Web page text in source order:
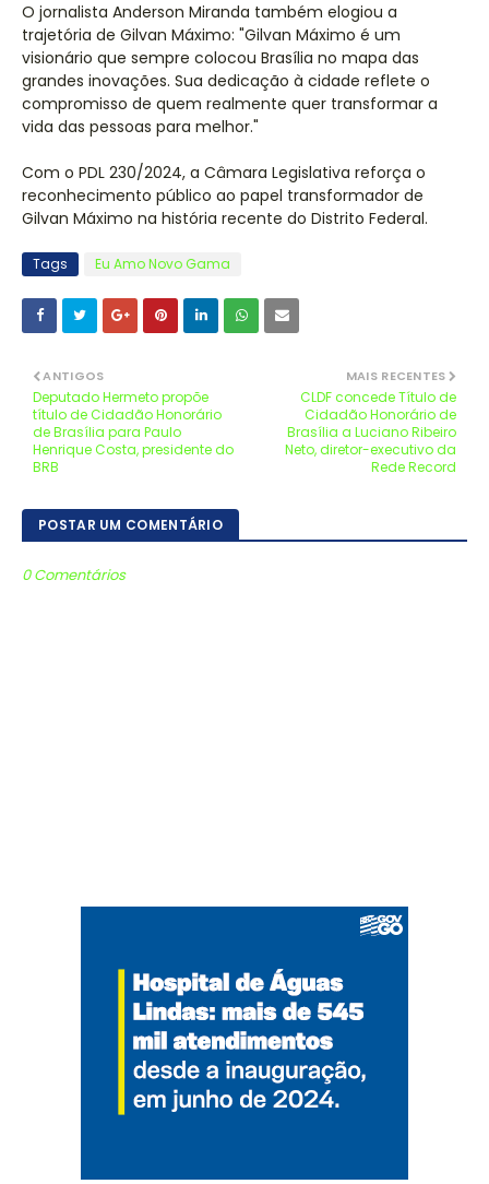
O jornalista Anderson Miranda também elogiou a
trajetória de Gilvan Máximo: "Gilvan Máximo é um
visionário que sempre colocou Brasília no mapa das
grandes inovações. Sua dedicação à cidade reflete o
compromisso de quem realmente quer transformar a
vida das pessoas para melhor."
Com o PDL 230/2024, a Câmara Legislativa reforça o
reconhecimento público ao papel transformador de
Gilvan Máximo na história recente do Distrito Federal.
Tags Eu Amo Novo Gama
MAIS RECENTES
CLDF concede Título de
Cidadão Honorário de
Brasília a Luciano Ribeiro
Neto, diretor-executivo da
Rede Record
ANTIGOS
Deputado Hermeto propõe
título de Cidadão Honorário
de Brasília para Paulo
Henrique Costa, presidente do
BRB
POSTAR UM COMENTÁRIO
0 Comentários